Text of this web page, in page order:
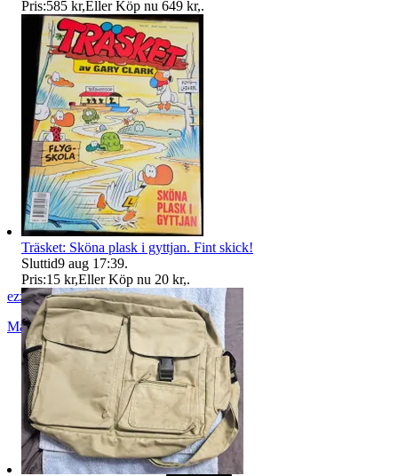
ezzz_ezzz
Malmö, Sverige
Pris:585 kr,Eller Köp nu 649 kr,.
Träsket: Sköna plask i gyttjan. Fint skick!
Sluttid9 aug 17:39.
Pris:15 kr,Eller Köp nu 20 kr,.